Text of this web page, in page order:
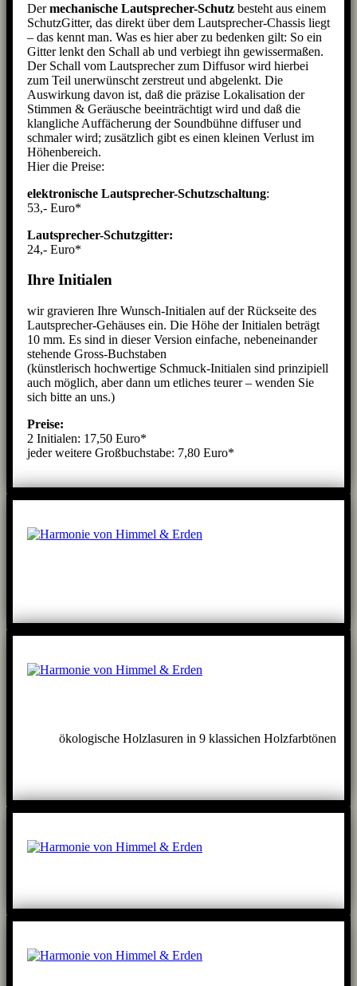
Dermechanische Lautsprecher-Schutz besteht aus einem
SchutzGitter, das direkt über dem Lautsprecher-Chassis liegt
– das kennt man. Was es hier aber zu bedenken gilt: So ein
Gitter lenkt den Schall ab und verbiegt ihn gewissermaßen.
Der Schall vom Lautsprecher zum Diffusor wird hierbei
zum Teil unerwünscht zerstreut und abgelenkt. Die
Auswirkung davon ist, daß die präzise Lokalisation der
Stimmen & Geräusche beeinträchtigt wird und daß die
klangliche Auffächerung der Soundbühne diffuser und
schmaler wird; zusätzlich gibt es einen kleinen Verlust im
Höhenbereich.
Hier die Preise:
elektronische Lautsprecher-Schutzschaltung:
53,- Euro*
Lautsprecher-Schutzgitter:
24,- Euro*
Ihre Initialen
wir gravieren Ihre Wunsch-Initialen auf der Rückseite des
Lautsprecher-Gehäuses ein. Die Höhe der Initialen beträgt
10 mm. Es sind in dieser Version einfache, nebeneinander
stehende Gross-Buchstaben
(künstlerisch hochwertige Schmuck-Initialen sind prinzipiell
auch möglich, aber dann um etliches teurer – wenden Sie
sich bitte an uns.)
Preise:
2 Initialen: 17,50 Euro*
jeder weitere Großbuchstabe: 7,80 Euro*
ökologische Holzlasuren in 9 klassichen Holzfarbtönen